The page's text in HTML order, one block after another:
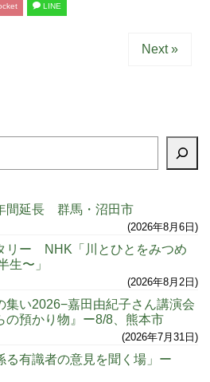
LINE
Next »
間延長 群馬・沼田市
2026年8月6日
リー NHK「川とひとをみつめ
生〜」
2026年8月2日
集い2026−嘉田由紀子さん講演会
の預かり物』ー8/8、熊本市
2026年7月31日
る有識者の意見を聞く場」ー